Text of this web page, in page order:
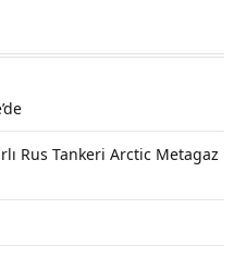
Rus Tankeri Arctic Metagaz